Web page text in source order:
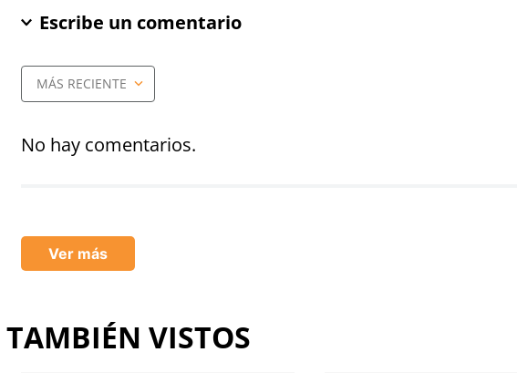
Escribe un comentario
Agregar comentario
★★★★
Tu nombre
Dirección de email
MÁS RECIENTE
No hay comentarios.
Ver más
TAMBIÉN VISTOS